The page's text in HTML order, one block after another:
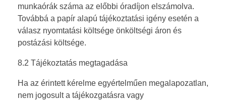
munkaórák száma az előbbi óradíjon elszámolva.
Továbbá a papír alapú tájékoztatási igény esetén a
válasz nyomtatási költsége önköltségi áron és
postázási költsége.
8.2 Tájékoztatás megtagadása
Ha az érintett kérelme egyértelműen megalapozatlan,
nem jogosult a tájékozgatásra vagy